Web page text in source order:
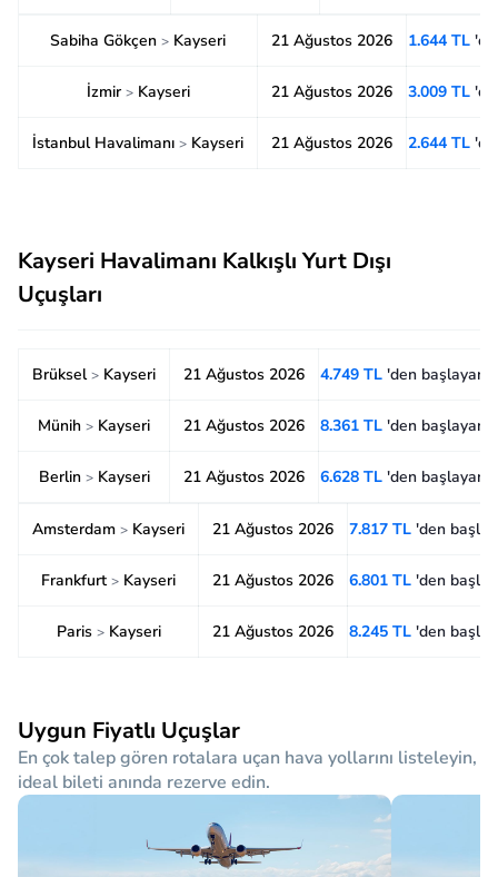
Sabiha Gökçen > Kayseri 21 Ağustos 2026 1.644 TL
İzmir >Kayseri 21 Ağustos 2026 3.009 TL
İstanbul Havalimanı > Kayseri 21 Ağustos 2026 2.644 TL
Kayseri Havalimanı Kalkışlı Yurt Dışı
Uçuşları
Brüksel> Kayseri 21 Ağustos 2026 4.749 TL'den başlayan
Münih > Kayseri 21 Ağustos 2026 8.361 TL'den başlayan
Berlin >Kayseri 21 Ağustos 2026 6.628 TL'den başlayan
Amsterdam > Kayseri 21 Ağustos 2026 7.817 TL'den
Frankfurt > Kayseri 21 Ağustos 2026 6.801 TL'den
Paris >Kayseri 21 Ağustos 2026 8.245 TL'den
Uygun Fiyatlı Uçuşlar
En çok talep gören rotalara uçan hava yollarını listeleyin,
ideal bileti anında rezerve edin.